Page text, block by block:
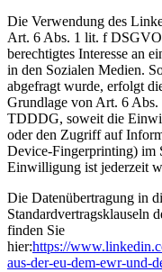
Die Verwendung des
Art. 6 Abs. 1 lit. f
berechtigtes Interesse an
in den Sozialen Medien.
abgefragt wurde, erfolgt
Grundlage von Art. 6
TDDDG, soweit die
oder den Zugriff auf
Device-Fingerprinting) im
Einwilligung ist jederzeit
Die Datenübertragung in
Standardvertragsklauseln
finden Sie
hier:https://
aus-der-eu-dem-ewr-und-